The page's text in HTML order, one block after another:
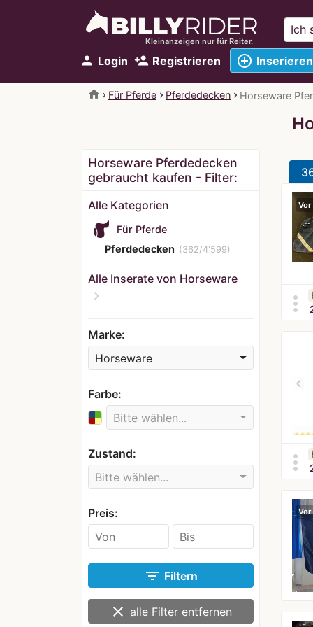
Kleinanzeigen nur für Reiter.
person Login person_add Registrieren add_circle_outline Inserieren
home Für Pferde Pferdedecken Horseware
Horseware Pferdedecken
gebraucht kaufen - Filter:
Alle Kategorien
Für Pferde
Pferdedecken (362/4'599)
Alle Inserate von Horseware
chevron_right
Marke:
Horseware
Farbe:
Bitte wählen...
Zustand:
Bitte wählen...
Preis:
filter_list Filtern
clear alle Filter entfernen
more_vert
more_vert